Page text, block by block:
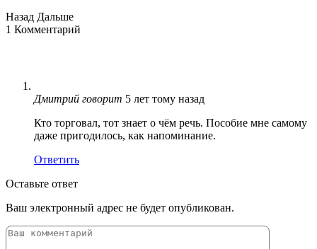
Назад Дальше
1 Комментарий
Дмитрий говорит 5 лет тому назад
Кто торговал, тот знает о чём речь. Пособие мне самому
даже пригодилось, как напоминание.
Ответить
Оставьте ответ
Ваш электронный адрес не будет опубликован.